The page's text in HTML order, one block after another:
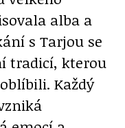
alba a
s Tarjou se
tradicí, kterou
Každý